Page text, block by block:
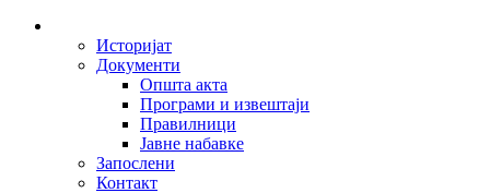
Историјат
Документи
Општа акта
Програми и извештаји
Правилници
Јавне набавке
Запослени
Контакт